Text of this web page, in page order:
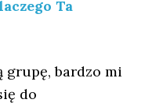
Ta
grupę, bardzo mi
do